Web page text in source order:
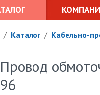
/ Каталог / Кабельно-
Провод
96